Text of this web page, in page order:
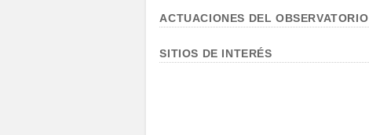
ACTUACIONES DEL OBSERVATORIO
SITIOS DE INTERÉS